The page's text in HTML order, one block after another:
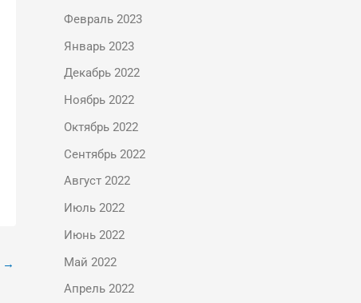
→
Февраль 2023
Январь 2023
Декабрь 2022
Ноябрь 2022
Октябрь 2022
Сентябрь 2022
Август 2022
Июль 2022
Июнь 2022
Май 2022
Апрель 2022